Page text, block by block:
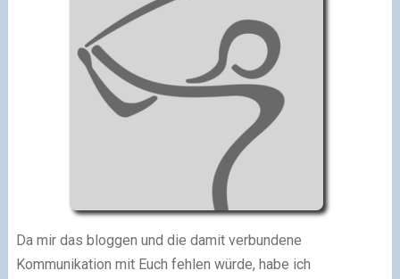
Da mir das bloggen und die damit verbundene
Kommunikation mit Euch fehlen würde, habe ich